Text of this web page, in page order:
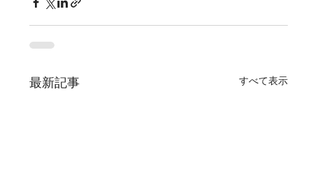
最新記事 すべて表示